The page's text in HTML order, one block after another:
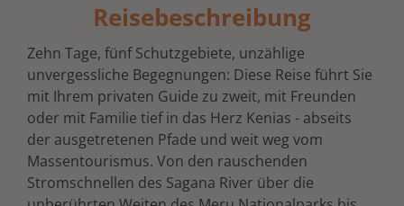
Reisebeschreibung
Zehn Tage, fünf Schutzgebiete, unzählige
unvergessliche Begegnungen: Diese Reise führt Sie
mit Ihrem privaten Guide zu zweit, mit Freunden
oder mit Familie tief in das Herz Kenias - abseits
der ausgetretenen Pfade und weit weg vom
Massentourismus. Von den rauschenden
Stromschnellen des Sagana River über die